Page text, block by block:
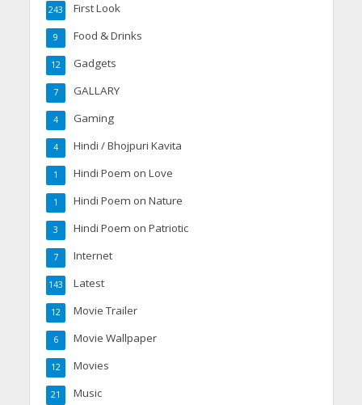
First Look
243
Food & Drinks
9
Gadgets
12
GALLARY
7
Gaming
4
Hindi / Bhojpuri Kavita
4
Hindi Poem on Love
1
Hindi Poem on Nature
1
Hindi Poem on Patriotic
3
Internet
7
Latest
143
Movie Trailer
12
Movie Wallpaper
6
Movies
12
Music
21